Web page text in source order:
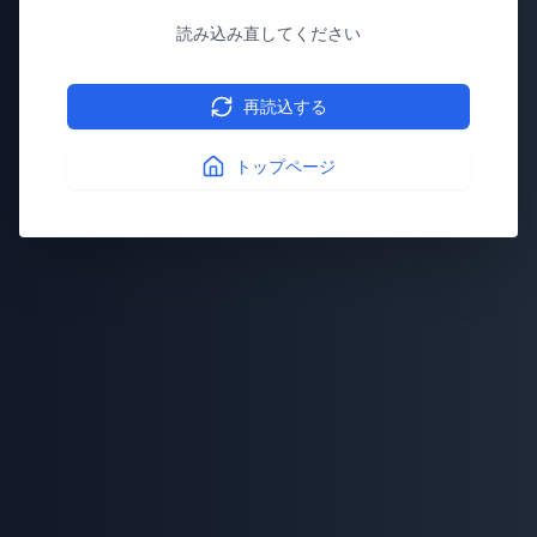
読み込み直してください
再読込する
トップページ